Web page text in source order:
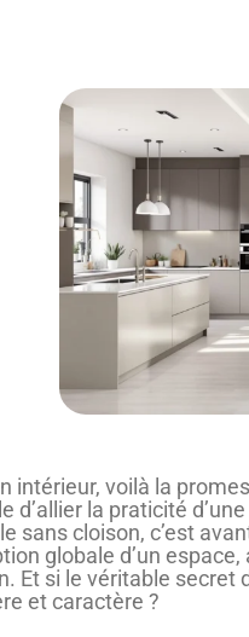
voilà la
d’allier la praticité
sans cloison, c’est
globale d’un
si le véritable secret
et caractère ?